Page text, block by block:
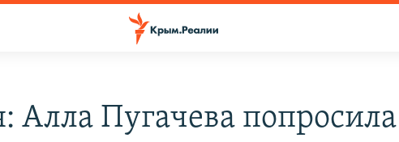
Алла Пугачева попросила